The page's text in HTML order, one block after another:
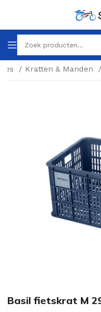
Kratten & Manden
Basil fietskrat M